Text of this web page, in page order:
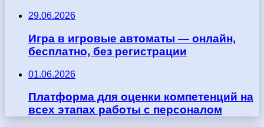
29.06.2026
Игра в игровые автоматы — онлайн,
бесплатно, без регистрации
01.06.2026
Платформа для оценки компетенций на
всех этапах работы с персоналом